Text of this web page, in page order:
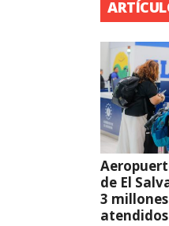
de El
3
atendidos